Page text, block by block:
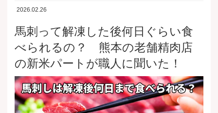
2026.02.26
馬刺って解凍した後何日ぐらい食
べられるの？ 熊本の老舗精肉店
の新米パートが職人に聞いた！